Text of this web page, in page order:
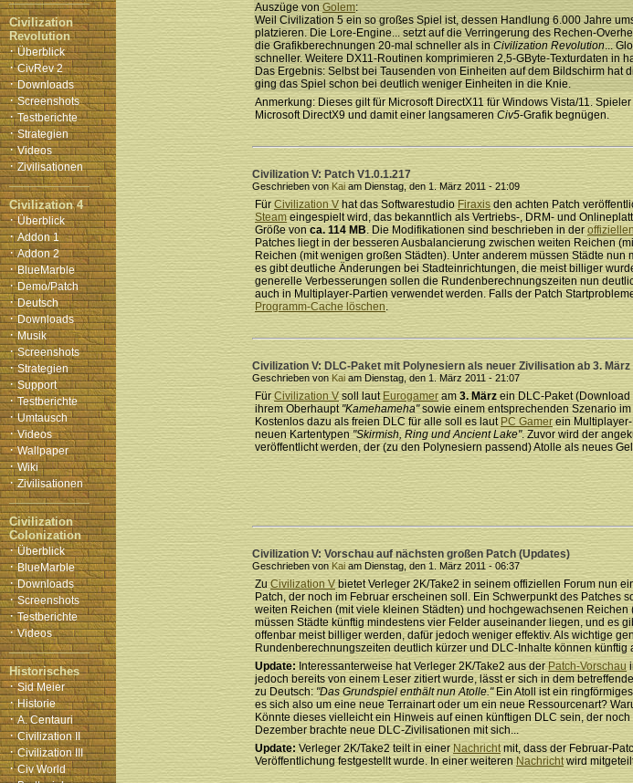
Civilization
Revolution
·Überblick
·CivRev 2
·Downloads
·Screenshots
·Testberichte
·Strategien
·Videos
·Zivilisationen
Civilization 4
·Überblick
·Addon 1
·Addon 2
·BlueMarble
·Demo/Patch
·Deutsch
·Downloads
·Musik
·Screenshots
·Strategien
·Support
·Testberichte
·Umtausch
·Videos
·Wallpaper
·Wiki
·Zivilisationen
Civilization
Colonization
·Überblick
·BlueMarble
·Downloads
·Screenshots
·Testberichte
·Videos
Historisches
·Sid Meier
·Historie
·A. Centauri
·Civilization II
·Civilization III
·Civ World
Auszüge vonGolem:
Weil Civilization 5 ein so großes Spiel ist, dessen Handlung 6.000 Jahre
platzieren. Die Lore-Engine... setzt auf die Verringerung des Rechen-
die Grafikberechnungen 20-mal schneller als inCivilization Revolution...
schneller. Weitere DX11-Routinen komprimieren 2,5-GByte-Texturdaten in
Das Ergebnis: Selbst bei Tausenden von Einheiten auf dem Bildschirm hat
ging das Spiel schon bei deutlich weniger Einheiten in die Knie.
Anmerkung: Dieses gilt für Microsoft DirectX11 für Windows Vista/11.
Microsoft DirectX9 und damit einer langsamerenCiv5-Grafik begnügen.
Civilization V: Patch V1.0.1.217
Geschrieben von Kai am Dienstag, den 1. März 2011 - 21:09
Für Civilization V hat das Softwarestudio Firaxis den achten Patch
Steameingespielt wird, das bekanntlich als Vertriebs-, DRM- und
Größe von ca. 114 MB. Die Modifikationen sind beschrieben in der
Patches liegt in der besseren Ausbalancierung zwischen weiten Reichen
Reichen (mit wenigen großen Städten). Unter anderem müssen Städte
es gibt deutliche Änderungen bei Stadteinrichtungen, die meist billiger
generelle Verbesserungen sollen die Rundenberechnungszeiten nun
auch in Multiplayer-Partien verwendet werden. Falls der Patch
Programm-Cache löschen.
Civilization V: DLC-Paket mit Polynesiern als neuer Zivilisation ab 3. März
Geschrieben von Kai am Dienstag, den 1. März 2011 - 21:07
FürCivilization Vsoll lautEurogamer am3. Märzein DLC-Paket (Download
ihrem Oberhaupt "Kamehameha"sowie einem entsprechenden Szenario im
Kostenlos dazu als freien DLC für alle soll es laut PC Gamerein
neuen Kartentypen "Skirmish, Ring und Ancient Lake". Zuvor wird der
veröffentlicht werden, der (zu den Polynesiern passend) Atolle als neues
Civilization V: Vorschau auf nächsten großen Patch (Updates)
Geschrieben von Kaiam Dienstag, den 1. März 2011 - 06:37
ZuCivilization Vbietet Verleger 2K/Take2 in seinem offiziellen Forum nun
Patch, der noch im Februar erscheinen soll. Ein Schwerpunkt des Patches
weiten Reichen (mit viele kleinen Städten) und hochgewachsenen
müssen Städte künftig mindestens vier Felder auseinander liegen, und es
offenbar meist billiger werden, dafür jedoch weniger effektiv. Als wichtige
Rundenberechnungszeiten deutlich kürzer und DLC-Inhalte können
Update:Interessanterweise hat Verleger 2K/Take2 aus derPatch-Vorschau
jedoch bereits von einem Leser zitiert wurde, lässt er sich in dem
zu Deutsch: "Das Grundspiel enthält nun Atolle."Ein Atoll ist ein
es sich also um eine neue Terrainart oder um ein neue Ressourcenart?
Könnte dieses vielleicht ein Hinweis auf einen künftigen DLC sein, der
Dezember brachte neue DLC-Zivilisationen mit sich...
Update: Verleger 2K/Take2 teilt in einerNachrichtmit, dass der Februar-
Veröffentlichung festgestellt wurde. In einer weiteren Nachrichtwird